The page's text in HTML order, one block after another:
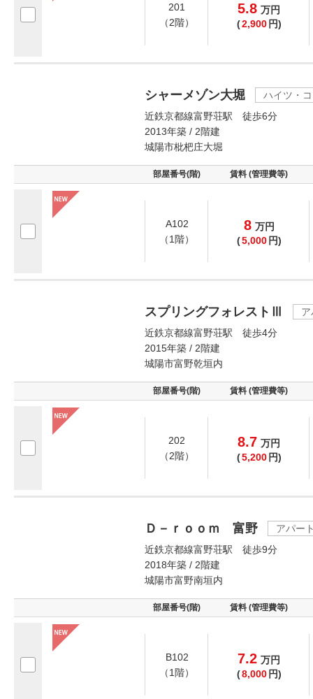
201
（2階）
5.8 万円
(2,900 円)
シャーメゾン大堀
ハイツ・
近鉄京都線富野荘駅 徒歩6分
2013年築 / 2階建
城陽市枇杷庄大堀
部屋番号(階) 賃料 (管理費等)
A102
（1階）
8 万円
(5,000 円)
スプリングフォレストⅢ
近鉄京都線富野荘駅 徒歩4分
2015年築 / 2階建
城陽市富野乾垣内
部屋番号(階) 賃料 (管理費等)
202
（2階）
8.7 万円
(5,200 円)
Ｄ－ｒｏｏｍ 富野
アパー
近鉄京都線富野荘駅 徒歩9分
2018年築 / 2階建
城陽市富野南垣内
部屋番号(階) 賃料 (管理費等)
B102
（1階）
7.2 万円
(8,000 円)